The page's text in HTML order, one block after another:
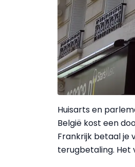
Huisarts en
België kost een
Frankrijk betaal je
terugbetaling. Het